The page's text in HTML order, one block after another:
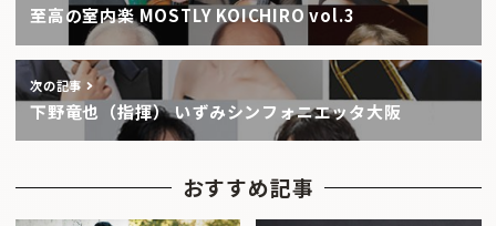
至高の室内楽 MOSTLY KOICHIRO vol.3
次の記事
下野竜也（指揮） いずみシンフォニエッタ大阪
おすすめ記事